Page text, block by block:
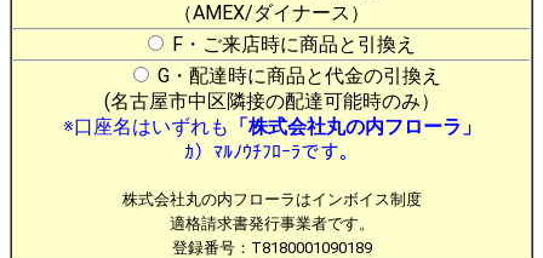
（AMEX/ダイナース）
F・ご来店時に商品と引換え
G・配達時に商品と代金の引換え
(名古屋市中区隣接の配達可能時のみ）
※口座名はいずれも 「株式会社丸の内フローラ」
ｶ）ﾏﾙﾉｳﾁﾌﾛｰﾗです。
株式会社丸の内フローラはインボイス制度
適格請求書発行事業者です。
登録番号：T8180001090189